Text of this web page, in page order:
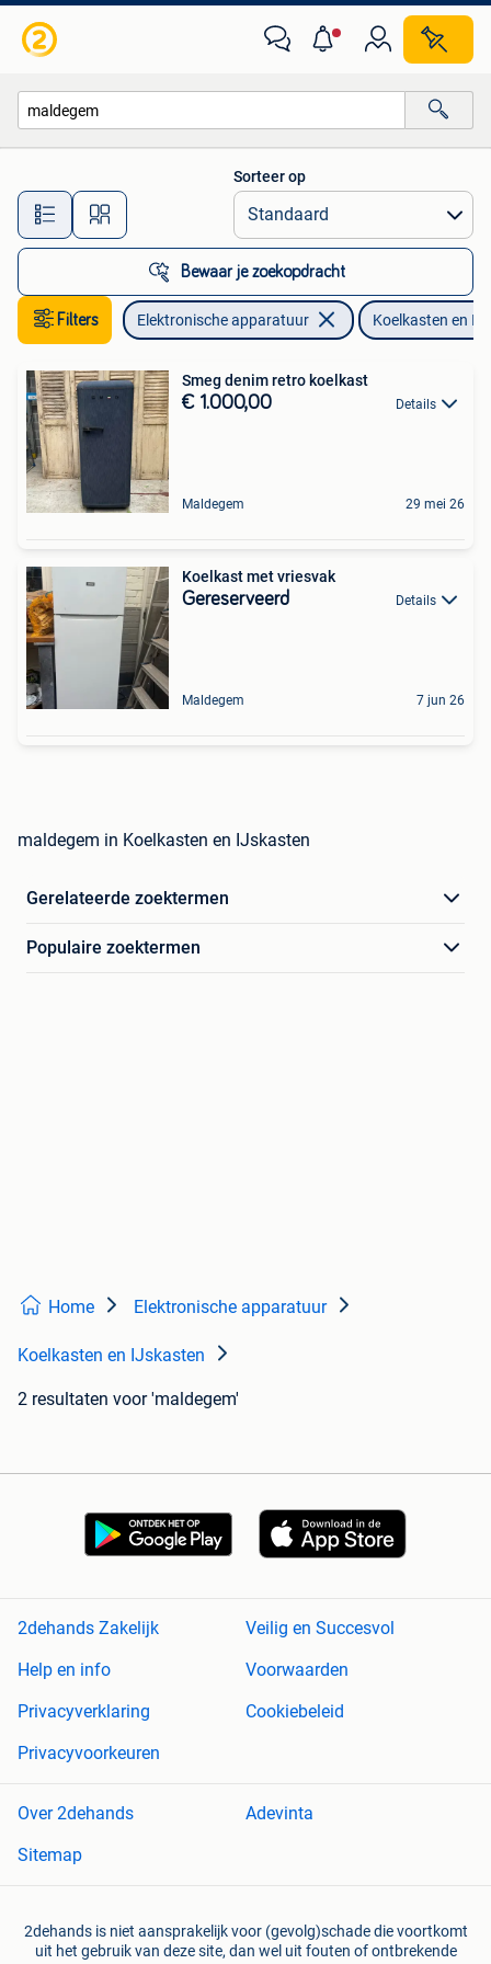
Alle afstanden…
Sorteer op
Bewaar je zoekopdracht
Filters Elektronische apparatuur Koelkasten en
Smeg denim retro koelkast
€ 1.000,00 Details
Maldegem 29 mei 26
Koelkast met vriesvak
Gereserveerd Details
Maldegem 7 jun 26
maldegem in Koelkasten en IJskasten
Gerelateerde zoektermen
Populaire zoektermen
Home Elektronische apparatuur
Koelkasten en IJskasten
2 resultaten voor 'maldegem'
2dehands Zakelijk
Veilig en Succesvol
Help en info
Voorwaarden
Privacyverklaring
Cookiebeleid
Privacyvoorkeuren
Over 2dehands
Adevinta
Sitemap
2dehands is niet aansprakelijk voor (gevolg)schade die voortkomt
uit het gebruik van deze site, dan wel uit fouten of ontbrekende